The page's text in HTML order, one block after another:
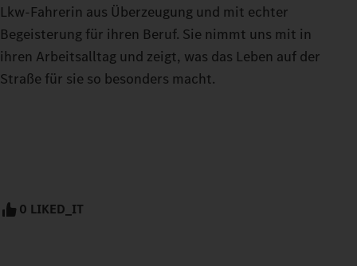
Lkw-Fahrerin aus Überzeugung und mit echter
Begeisterung für ihren Beruf. Sie nimmt uns mit in
ihren Arbeitsalltag und zeigt, was das Leben auf der
Straße für sie so besonders macht.
0 LIKED_IT